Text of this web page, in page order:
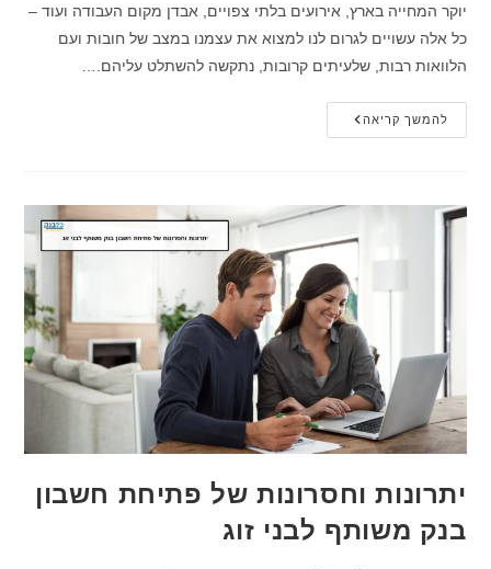
יוקר המחייה בארץ, אירועים בלתי צפויים, אבדן מקום העבודה ועוד –
כל אלה עשויים לגרום לנו למצוא את עצמנו במצב של חובות ועם
הלוואות רבות, שלעיתים קרובות, נתקשה להשתלט עליהם.…
להמשך קריאהכל
מה
הלוואות
שלו
יתרונות וחסרונות של פתיחת חשבון
בנק משותף לבני זוג